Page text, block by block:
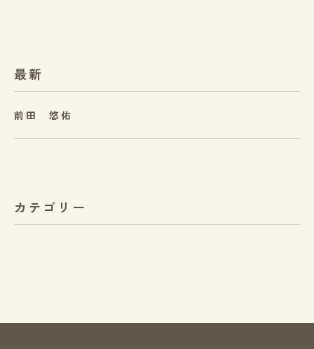
最新
前田 悠佑
カテゴリー